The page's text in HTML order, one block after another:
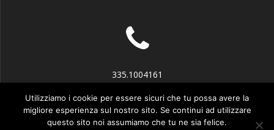
335.1004161
Utilizziamo i cookie per essere sicuri che tu possa avere la
migliore esperienza sul nostro sito. Se continui ad utilizzare
questo sito noi assumiamo che tu ne sia felice.